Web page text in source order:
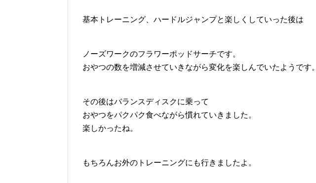
基本トレーニング、ハードルジャンプと楽しくしていった後は
ノーズワークのフラワーポッドサーチです。
おやつの数を増減させていきながら変化を楽しんでいたようです。
その後はバランスディスクに乗って
おやつをパクパク食べながら慣れていきました。
楽しかったね。
もちろんお外のトレーニングにも行きましたよ。